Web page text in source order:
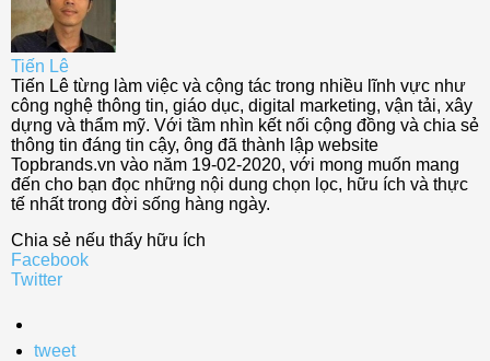
Tiến Lê
Tiến Lê từng làm việc và cộng tác trong nhiều lĩnh vực như
công nghệ thông tin, giáo dục, digital marketing, vận tải, xây
dựng và thẩm mỹ. Với tầm nhìn kết nối cộng đồng và chia sẻ
thông tin đáng tin cậy, ông đã thành lập website
Topbrands.vn vào năm 19-02-2020, với mong muốn mang
đến cho bạn đọc những nội dung chọn lọc, hữu ích và thực
tế nhất trong đời sống hàng ngày.
Chia sẻ nếu thấy hữu ích
Facebook
Twitter
tweet